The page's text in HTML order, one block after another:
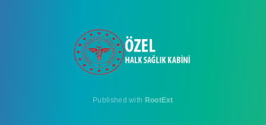
Published with RootExt